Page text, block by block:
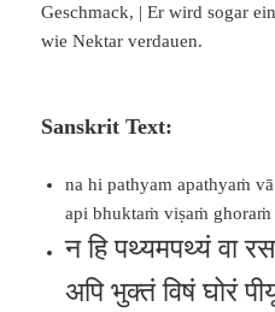
Geschmack, | Er wird sogar
wie Nektar verdauen.
Sanskrit Text:
na hi pathyam apathyaṁ
api bhuktaṁ viṣaṁ
न हि पथ्यमपथ्यं वा
अपि भुक्तं विषं घोरं